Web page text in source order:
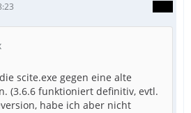
scite.exe gegen eine alte
(3.6.6 funktioniert definitiv, evtl.
habe ich aber nicht